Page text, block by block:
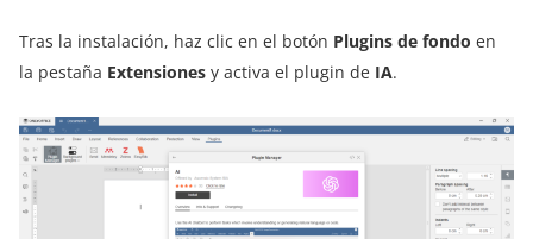
Tras la instalación, haz clic en el botón Plugins de fondo en
la pestaña Extensiones y activa el plugin de IA.